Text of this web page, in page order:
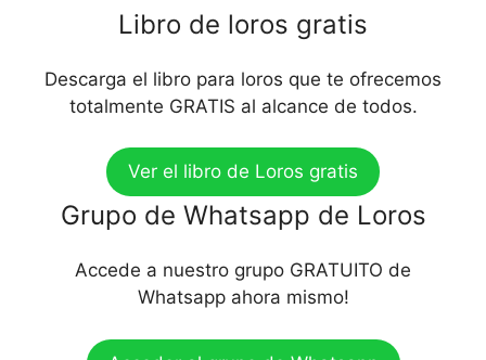
Libro de loros gratis
Descarga el libro para loros que te ofrecemos
totalmente GRATIS al alcance de todos.
Ver el libro de Loros gratis
Grupo de Whatsapp de Loros
Accede a nuestro grupo GRATUITO de
Whatsapp ahora mismo!